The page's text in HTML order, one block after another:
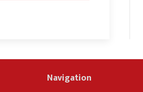
Navigation